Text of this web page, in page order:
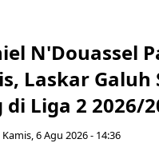
N'Douassel
Laskar
di Liga 2 2026/
Kamis, 6 Agu 2026 - 14:36